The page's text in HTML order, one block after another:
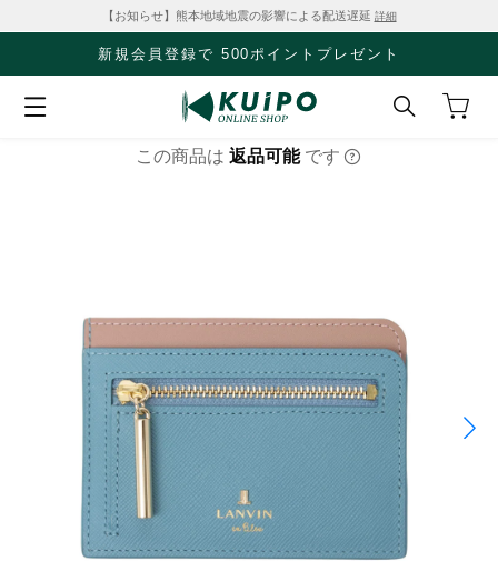
【お知らせ】熊本地域地震の影響による配送遅延 詳細
新規会員登録で 500ポイントプレゼント
この商品は 返品可能 です